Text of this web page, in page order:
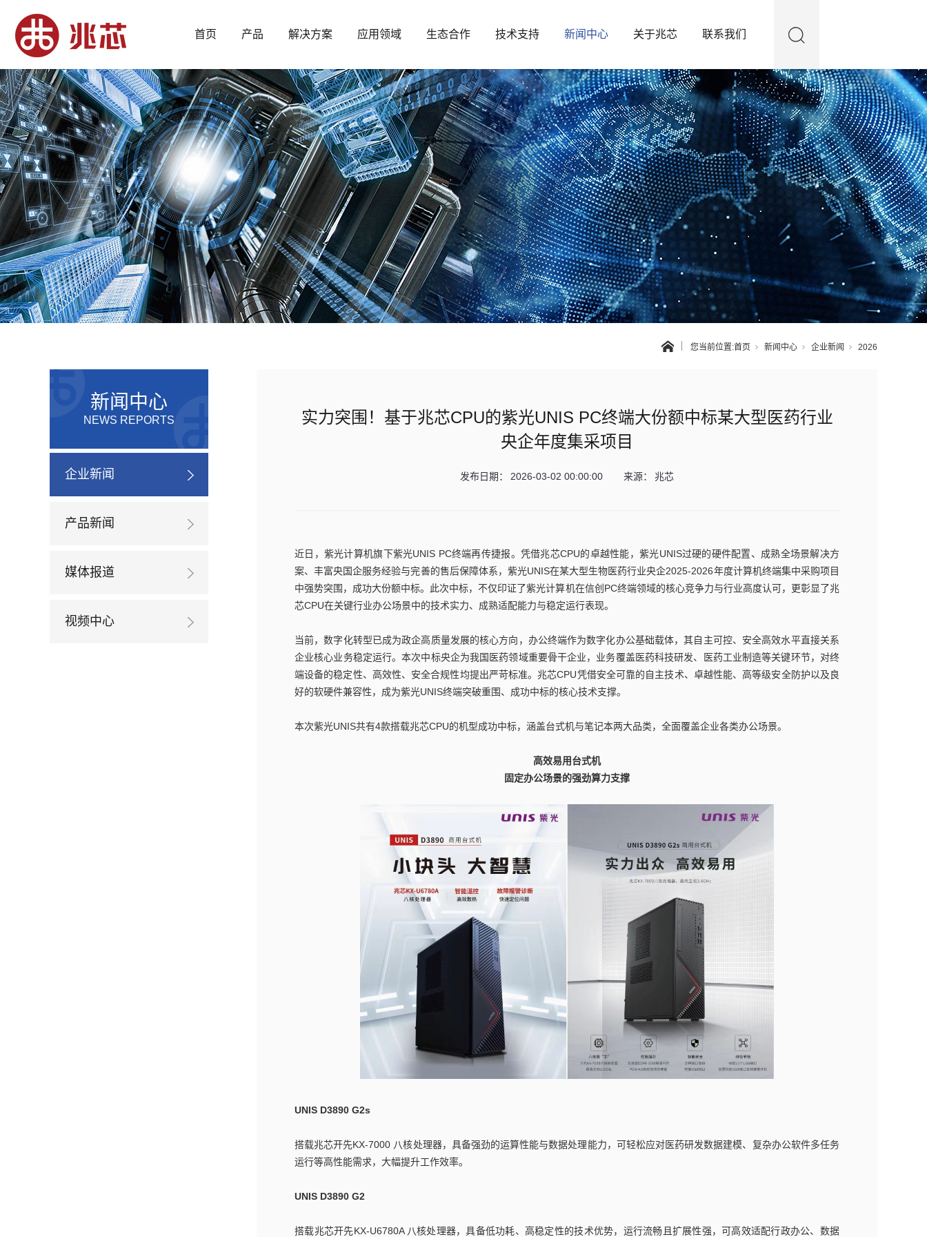
首页 产品 解决方案 应用领域 生态合作 技术支持 新闻中心 关于兆芯 联系我们
您当前位置:首页 新闻中心 企业新闻 2026
新闻中心
NEWS REPORTS
企业新闻
产品新闻
媒体报道
视频中心
实力突围！基于兆芯CPU的紫光UNIS PC终端大份额中标某大型医药行业
央企年度集采项目
发布日期： 2026-03-02 00:00:00 来源： 兆芯
近日，紫光计算机旗下紫光UNIS PC终端再传捷报。凭借兆芯CPU的卓越性能，紫光UNIS过硬的硬件配置、成熟全场景解决方
案、丰富央国企服务经验与完善的售后保障体系，紫光UNIS在某大型生物医药行业央企2025-2026年度计算机终端集中采购项目
中强势突围，成功大份额中标。此次中标，不仅印证了紫光计算机在信创PC终端领域的核心竞争力与行业高度认可，更彰显了兆
芯CPU在关键行业办公场景中的技术实力、成熟适配能力与稳定运行表现。
当前，数字化转型已成为政企高质量发展的核心方向，办公终端作为数字化办公基础载体，其自主可控、安全高效水平直接关系
企业核心业务稳定运行。本次中标央企为我国医药领域重要骨干企业，业务覆盖医药科技研发、医药工业制造等关键环节，对终
端设备的稳定性、高效性、安全合规性均提出严苛标准。兆芯CPU凭借安全可靠的自主技术、卓越性能、高等级安全防护以及良
好的软硬件兼容性，成为紫光UNIS终端突破重围、成功中标的核心技术支撑。
本次紫光UNIS共有4款搭载兆芯CPU的机型成功中标，涵盖台式机与笔记本两大品类，全面覆盖企业各类办公场景。
高效易用台式机
固定办公场景的强劲算力支撑
UNIS D3890 G2s
搭载兆芯开先KX-7000 八核处理器，具备强劲的运算性能与数据处理能力，可轻松应对医药研发数据建模、复杂办公软件多任务
运行等高性能需求，大幅提升工作效率。
UNIS D3890 G2
搭载兆芯开先KX-U6780A 八核处理器，具备低功耗、高稳定性的技术优势，运行流畅且扩展性强，可高效适配行政办公、数据